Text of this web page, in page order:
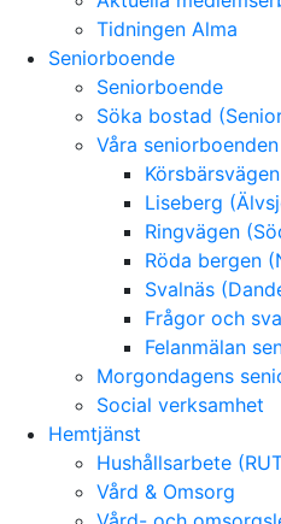
Tidningen Alma
Seniorboende
Seniorboende
Söka bostad
Våra seniorboenden
Liseberg
Ringvägen
Röda bergen
Svalnäs
Frågor och
Felanmälan
Morgondagens
Social verksamhet
Hemtjänst
Hushållsarbete
Vård & Omsorg